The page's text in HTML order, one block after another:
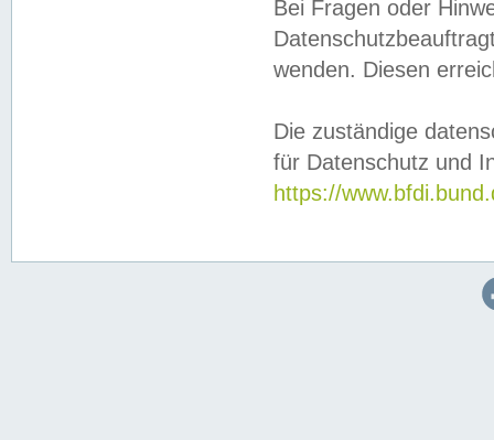
Bei Fragen oder
wenden. Diesen
Die zuständige
für Datenschutz und
https://